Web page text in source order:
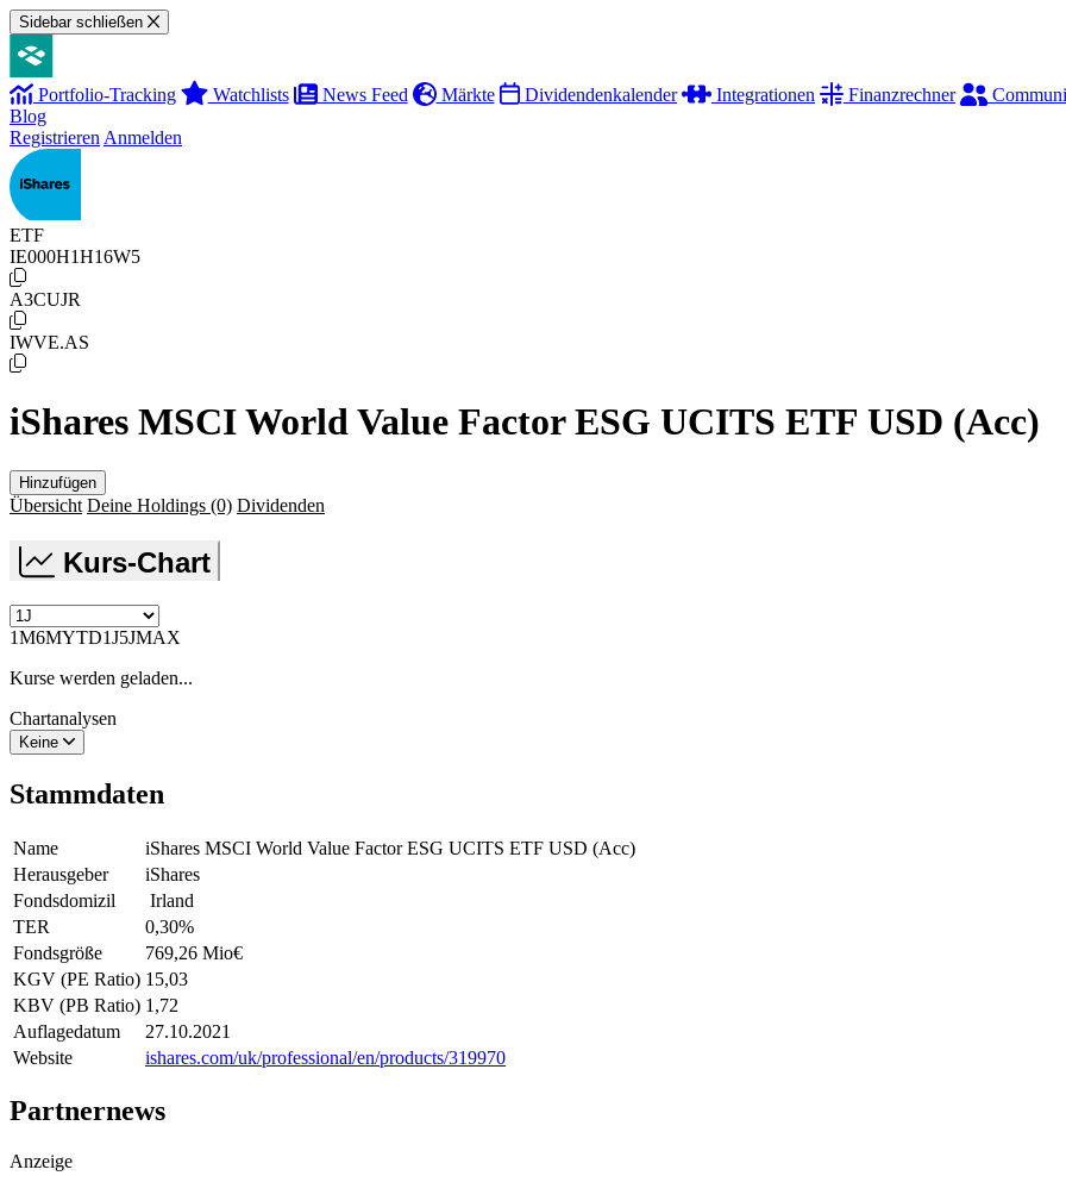
Sidebar schließen
Portfolio-Tracking Watchlists News Feed Märkte Dividendenkalender Integrationen Finanzrechner
Blog
Registrieren Anmelden
ETF
IE000H1H16W5
A3CUJR
IWVE.AS
iShares MSCI World Value Factor ESG UCITS ETF USD (Acc)
Hinzufügen
Übersicht Deine Holdings (0) Dividenden
Kurs-Chart
1M6MYTD1J5JMAX
Kurse werden geladen...
Chartanalysen
Keine
Stammdaten
Name
iShares MSCI World Value Factor ESG UCITS ETF USD (Acc)
Herausgeber
iShares
Fondsdomizil
Irland
TER
0,30%
Fondsgröße
769,26 Mio€
KGV (PE Ratio) 15,03
KBV (PB Ratio) 1,72
Auflagedatum
27.10.2021
Website
ishares.com/uk/professional/en/products/319970
Partnernews
Anzeige